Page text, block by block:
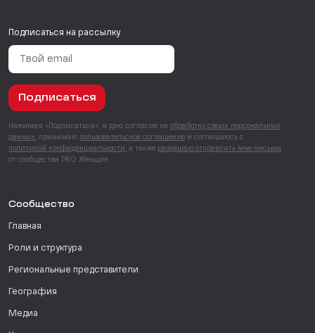
Подписаться на рассылку
Подписаться
Нажимая «Подписаться», я даю согласие на обработку своих персональных
данных , принимаю пользовательское соглашение и соглашаюсь с
политикой конфиденциальности , а также разрешаю отправлять мне письма
от сообщества PRO Женщин.
Сообщество
Главная
Роли и структура
Региональные представители
География
Медиа